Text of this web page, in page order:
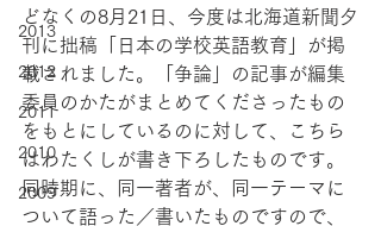
2013
2012
2011
2010
2009
どなくの8月21日、今度は北海道新聞夕
刊に拙稿「日本の学校英語教育」が掲
載されました。「争論」の記事が編集
委員のかたがまとめてくださったもの
をもとにしているのに対して、こちら
はわたくしが書き下ろしたものです。
同時期に、同一著者が、同一テーマに
ついて語った／書いたものですので、